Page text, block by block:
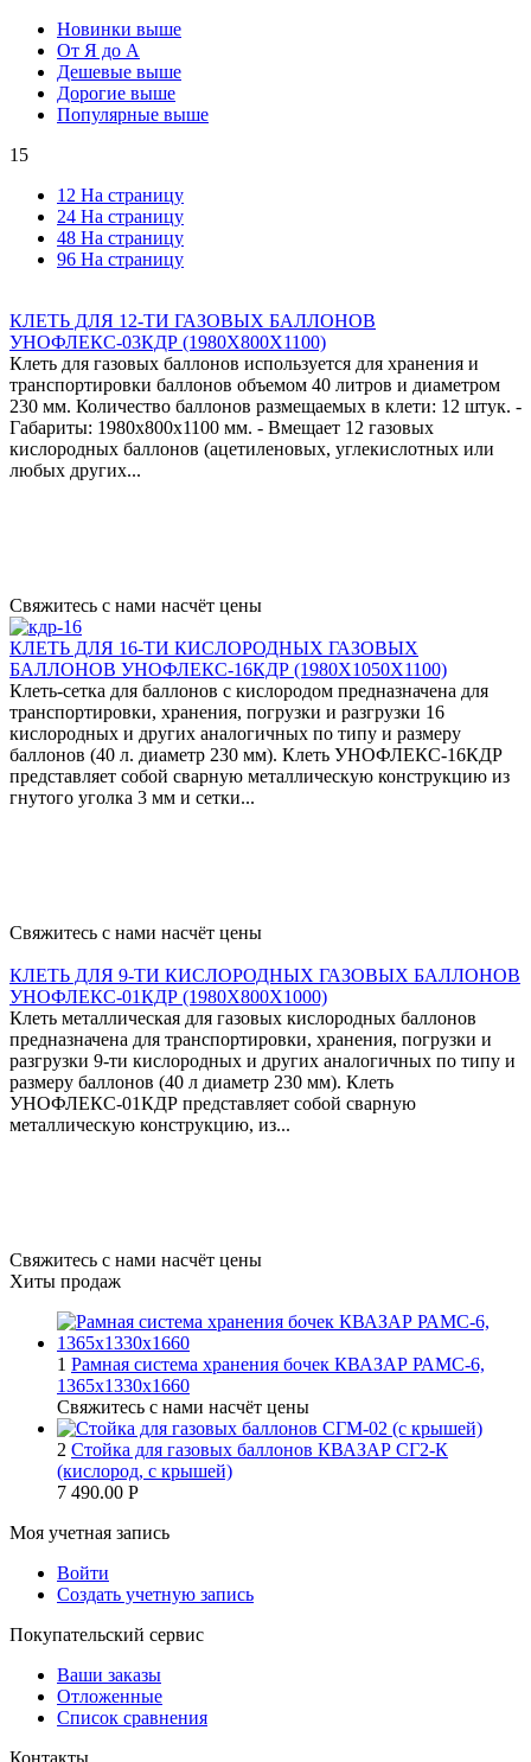
Новинки выше
От Я до А
Дешевые выше
Дорогие выше
Популярные выше
15
12 На страницу
24 На страницу
48 На страницу
96 На страницу
КЛЕТЬ ДЛЯ 12-ТИ ГАЗОВЫХ БАЛЛОНОВ
УНОФЛЕКС-03КДР (1980Х800Х1100)
Клеть для газовых баллонов используется для хранения и
транспортировки баллонов объемом 40 литров и диаметром
230 мм. Количество баллонов размещаемых в клети: 12 штук. -
Габариты: 1980х800х1100 мм. - Вмещает 12 газовых
кислородных баллонов (ацетиленовых, углекислотных или
любых других...
Свяжитесь с нами насчёт цены
КЛЕТЬ ДЛЯ 16-ТИ КИСЛОРОДНЫХ ГАЗОВЫХ
БАЛЛОНОВ УНОФЛЕКС-16КДР (1980Х1050Х1100)
Клеть-сетка для баллонов с кислородом предназначена для
транспортировки, хранения, погрузки и разгрузки 16
кислородных и других аналогичных по типу и размеру
баллонов (40 л. диаметр 230 мм). Клеть УНОФЛЕКС-16КДР
представляет собой сварную металлическую конструкцию из
гнутого уголка 3 мм и сетки...
Свяжитесь с нами насчёт цены
КЛЕТЬ ДЛЯ 9-ТИ КИСЛОРОДНЫХ ГАЗОВЫХ БАЛЛОНОВ
УНОФЛЕКС-01КДР (1980Х800Х1000)
Клеть металлическая для газовых кислородных баллонов
предназначена для транспортировки, хранения, погрузки и
разгрузки 9-ти кислородных и других аналогичных по типу и
размеру баллонов (40 л диаметр 230 мм). Клеть
УНОФЛЕКС-01КДР представляет собой сварную
металлическую конструкцию, из...
Свяжитесь с нами насчёт цены
Хиты продаж
1 Рамная система хранения бочек КВАЗАР РАМС-6,
1365х1330х1660
Свяжитесь с нами насчёт цены
2 Стойка для газовых баллонов КВАЗАР СГ2-К
(кислород, с крышей)
7 490.00 Р
Моя учетная запись
Войти
Создать учетную запись
Покупательский сервис
Ваши заказы
Отложенные
Список сравнения
Контакты